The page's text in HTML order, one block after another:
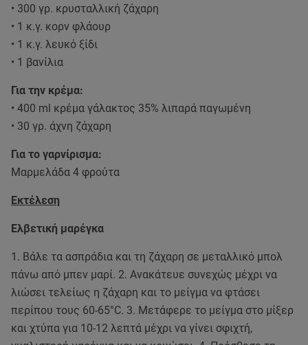
• 300 γρ. κρυσταλλική ζάχαρη
• 1 κ.γ. κορν φλάουρ
• 1 κ.γ. λευκό ξίδι
• 1 βανίλια
Για την κρέμα:
• 400 ml κρέμα γάλακτος 35% λιπαρά παγωμένη
• 30 γρ. άχνη ζάχαρη
Για το γαρνίρισμα:
Μαρμελάδα 4 φρούτα
Εκτέλεση
Ελβετική μαρέγκα
1. Βάλε τα ασπράδια και τη ζάχαρη σε μεταλλικό μπολ
πάνω από μπεν μαρί. 2. Ανακάτευε συνεχώς μέχρι να
λιώσει τελείως η ζάχαρη και το μείγμα να φτάσει
περίπου τους 60-65°C. 3. Μετάφερε το μείγμα στο μίξερ
και χτύπα για 10-12 λεπτά μέχρι να γίνει σφιχτή,